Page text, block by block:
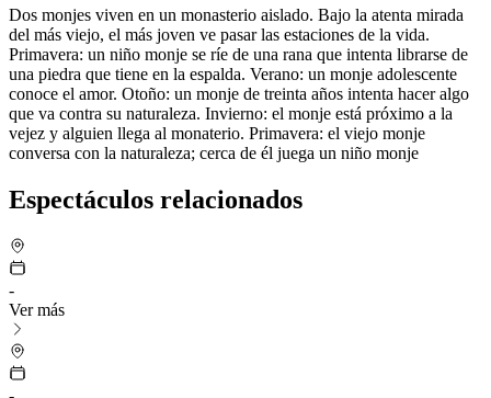
Dos monjes viven en un monasterio aislado. Bajo la atenta mirada
del más viejo, el más joven ve pasar las estaciones de la vida.
Primavera: un niño monje se ríe de una rana que intenta librarse de
una piedra que tiene en la espalda. Verano: un monje adolescente
conoce el amor. Otoño: un monje de treinta años intenta hacer algo
que va contra su naturaleza. Invierno: el monje está próximo a la
vejez y alguien llega al monaterio. Primavera: el viejo monje
conversa con la naturaleza; cerca de él juega un niño monje
Espectáculos relacionados
-
Ver más